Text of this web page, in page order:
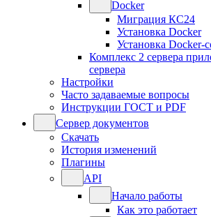
Docker
Миграция КС24
Установка Docker
Установка Docker-
Комплекс 2 сервера
сервера
Настройки
Часто задаваемые вопросы
Инструкции ГОСТ и PDF
Сервер документов
Скачать
История изменений
Плагины
API
Начало работы
Как это работает